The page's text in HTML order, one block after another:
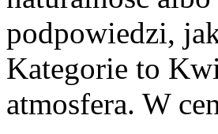
podpowiedzi,
Kategorie to
atmosfera. W